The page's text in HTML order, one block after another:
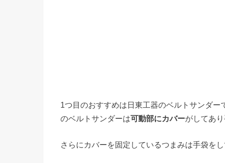
1つ目のおすすめは日東工器のベルトサンダ
のベルトサンダーは可動部にカバーがしてあ
さらにカバーを固定しているつまみは手袋を